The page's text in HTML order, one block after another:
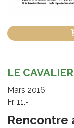
LE
Mars 2016
Fr. 11.-
Rencontre